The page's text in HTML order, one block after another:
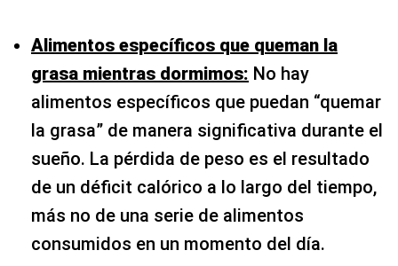
Alimentos específicos que queman la
grasa mientras dormimos: No hay
alimentos específicos que puedan “quemar
la grasa” de manera significativa durante el
sueño. La pérdida de peso es el resultado
de un déficit calórico a lo largo del tiempo,
más no de una serie de alimentos
consumidos en un momento del día.